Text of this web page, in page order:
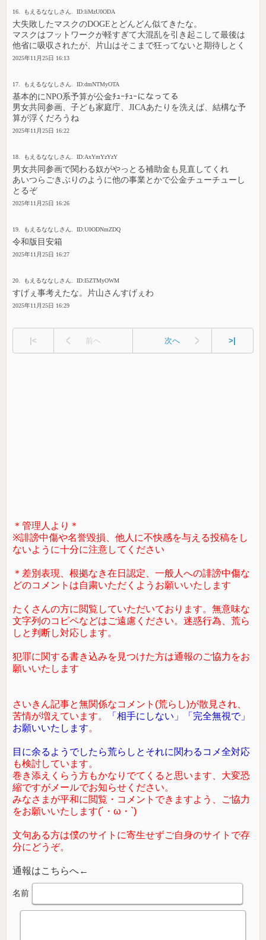
16. もえるななしさん. ID:liMzU0ODA
大失敗したマスクのDOGEとどんどん似てきたな。
マスクはフットワークが軽すぎて大混乱を引き起こして最後は
他省に吸収されたが、片山はそこまで狂ってないと期待しとく
2025年11月25日 16:13
17. もえるななしさん. ID:dmNTMyOTA
基本的にNPO系予算が公金ﾁｭｰﾁｭｰになってる
男女共同参画、子ども家庭庁、JICAあたりを洗えば、結構な予
算が浮くだろうね
2025年11月25日 16:22
18. もえるななしさん. ID:AxYmYzYzY
男女共同参画で関わる奴がやっとる補助金も見直してくれ
あいつらごきぶりのように他の事業とかで公金チューチューし
とるぞ
2025年11月25日 16:26
19. もえるななしさん. ID:U0ODNmZDQ
令和版目安箱
2025年11月25日 16:27
20. もえるななしさん. ID:I5ZTMyOWM
すげぇ事考えたな。片山さんすげぇわ
2025年11月25日 16:29
|< 前へ 次へ >|
＊管理人より＊
※誹謗中傷や名誉毀損、他人に不快感を与える投稿をし
ないように十分に注意してください
＊差別表現、根拠なき在日認定、一般人への誹謗中傷な
どのコメントは自粛いただくようお願いいたします
たくさんの方に閲覧していただいております。無意味な
文字列のコピペなどはご遠慮ください。迷惑行為、荒ら
しと判断し対応します。
犯罪に関する書き込みを見つけた方は通報のご協力をお
願いいたします
さいきん記事と無関係なコメント(荒らし)が散見され、
苦情が増えています。
「相手にしない」「完全無視で」
お願いいたします。
目に余るようでしたら荒らしとそれに関わるコメ全対応
も検討しています。
巻き添えくらう方もかなりでてくると思います、大変恐
縮ですがメールでお知らせください。
みなさまが平和に閲覧・コメントできますよう、ご協力
をお願いいたします(´・ω・`)
文句ある方は僕のサイトに寄生せずご自身のサイトで存
分にどうぞ。
通報はこちらへ←
名前